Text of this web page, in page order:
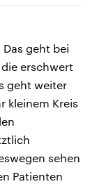
geht bei
erschwert
geht weiter
kleinem Kreis
sehen
Patienten